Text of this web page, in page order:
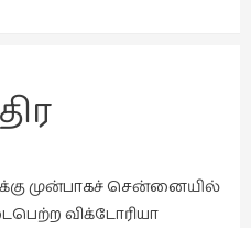
முன்பாகச் சென்னையில்
விக்டோரியா